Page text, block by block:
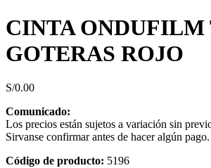
CINTA ONDUFILM
GOTERAS ROJO
S/0.00
Comunicado:
Los precios están sujetos a variación sin
Sirvanse confirmar antes de hacer algún pago.
Código de producto: 5196